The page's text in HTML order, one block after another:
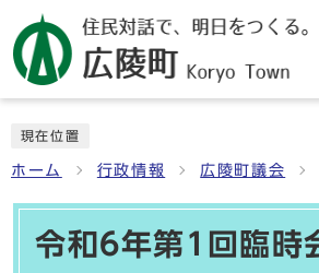
現在位置
ホーム 行政情報 広陵町議会
令和6年第1回臨時